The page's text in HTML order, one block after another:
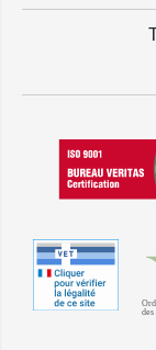
ml
Retrouvez
parfumées.